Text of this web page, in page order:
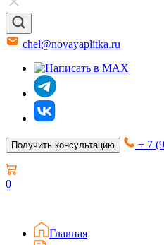
chel@novayaplitka.ru
Получить консультацию + 7
0
Главная